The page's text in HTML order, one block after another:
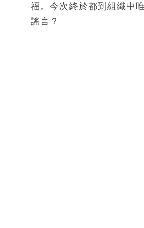
福。今次終於都到組織中
謠言？